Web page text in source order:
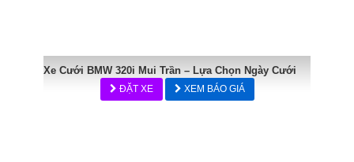
Xe Cưới BMW 320i Mui Trần – Lựa Chọn Ngày Cưới
ĐẶT XE XEM BÁO GIÁ